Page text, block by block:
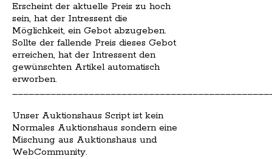
Erscheint der aktuelle Preis zu hoch
sein, hat der Intressent die
Möglichkeit, ein Gebot abzugeben.
Sollte der fallende Preis dieses Gebot
erreichen, hat der Intressent den
gewünschten Artikel automatisch
erworben.
Unser Auktionshaus Script ist kein
Normales Auktionshaus sondern eine
Mischung aus Auktionshaus und
WebCommunity.